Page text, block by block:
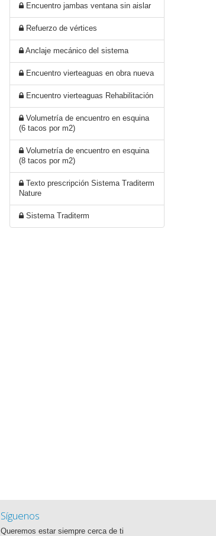
Encuentro jambas ventana sin aislar
Refuerzo de vértices
Anclaje mecánico del sistema
Encuentro vierteaguas en obra nueva
Encuentro vierteaguas Rehabilitación
Volumetría de encuentro en esquina
(6 tacos por m2)
Volumetría de encuentro en esquina
(8 tacos por m2)
Texto prescripción Sistema Traditerm
Nature
Sistema Traditerm
Síguenos
Queremos estar siempre cerca de ti